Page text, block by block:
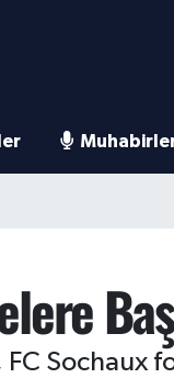
Sochaux